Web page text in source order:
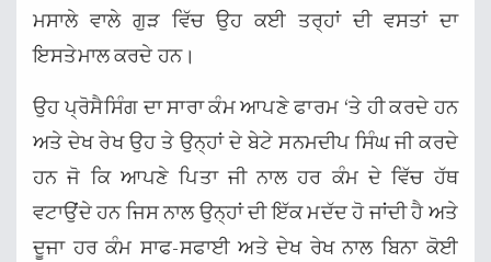
ਮਸਾਲੇ ਵਾਲੇ ਗੁੜ ਵਿੱਚ ਉਹ ਕਈ ਤਰ੍ਹਾਂ ਦੀ ਵਸਤਾਂ ਦਾ
ਇਸਤੇਮਾਲ ਕਰਦੇ ਹਨ।
ਉਹ ਪ੍ਰੋਸੈਸਿੰਗ ਦਾ ਸਾਰਾ ਕੰਮ ਆਪਣੇ ਫਾਰਮ ‘ਤੇ ਹੀ ਕਰਦੇ ਹਨ
ਅਤੇ ਦੇਖ ਰੇਖ ਉਹ ਤੇ ਉਨ੍ਹਾਂ ਦੇ ਬੇਟੇ ਸਨਮਦੀਪ ਸਿੰਘ ਜੀ ਕਰਦੇ
ਹਨ ਜੋ ਕਿ ਆਪਣੇ ਪਿਤਾ ਜੀ ਨਾਲ ਹਰ ਕੰਮ ਦੇ ਵਿੱਚ ਹੱਥ
ਵਟਾਉਂਦੇ ਹਨ ਜਿਸ ਨਾਲ ਉਨ੍ਹਾਂ ਦੀ ਇੱਕ ਮਦੱਦ ਹੋ ਜਾਂਦੀ ਹੈ ਅਤੇ
ਦੂਜਾ ਹਰ ਕੰਮ ਸਾਫ-ਸਫਾਈ ਅਤੇ ਦੇਖ ਰੇਖ ਨਾਲ ਬਿਨਾ ਕੋਈ